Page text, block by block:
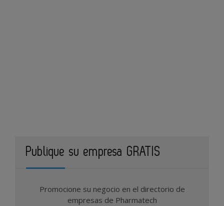
Publique su empresa GRATIS
Promocione su negocio en el directorio de
empresas de Pharmatech